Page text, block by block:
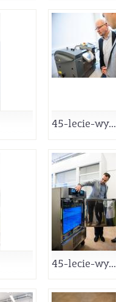
45-lecie-wy...
45-lecie-wy...